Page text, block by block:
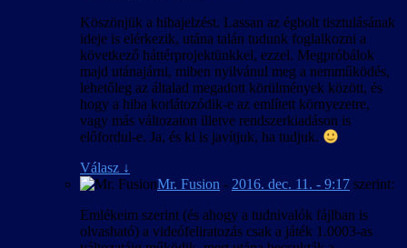
Köszönjük a hibajelzést. Lassan az égbolt tisztulásának
ideje is elérkezik, utána talán tudunk foglalkozni a
következő háttérprojektünkkel, ezzel. Megpróbálok
majd utánajárni, miben nyilvánul meg a nemműködés,
lehetőleg az általad megadott körülmények között, és
hogy a hiba korlátozódik-e az említett környezetre,
vagy más változaton illetve rendszerkiadáson is
előfordul-e. Ja, és ki is javítjuk, ha tudjuk.
Válasz ↓
Mr. Fusion - 2016. dec. 11. - 9:17 szerint:
Emlékeim szerint (és ahogy a tudnivalók fájlban is
olvasható) a videófeliratozás csak a játék 1.0003-as